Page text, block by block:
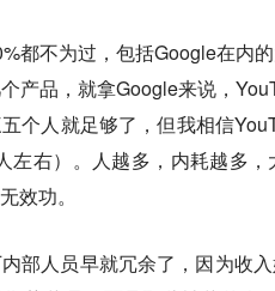
都不为过，包括Google在内
产品，就拿Google来说，
个人就足够了，但我相信
左右）。人越多，内耗越多
效功。
部人员早就冗余了，因为收